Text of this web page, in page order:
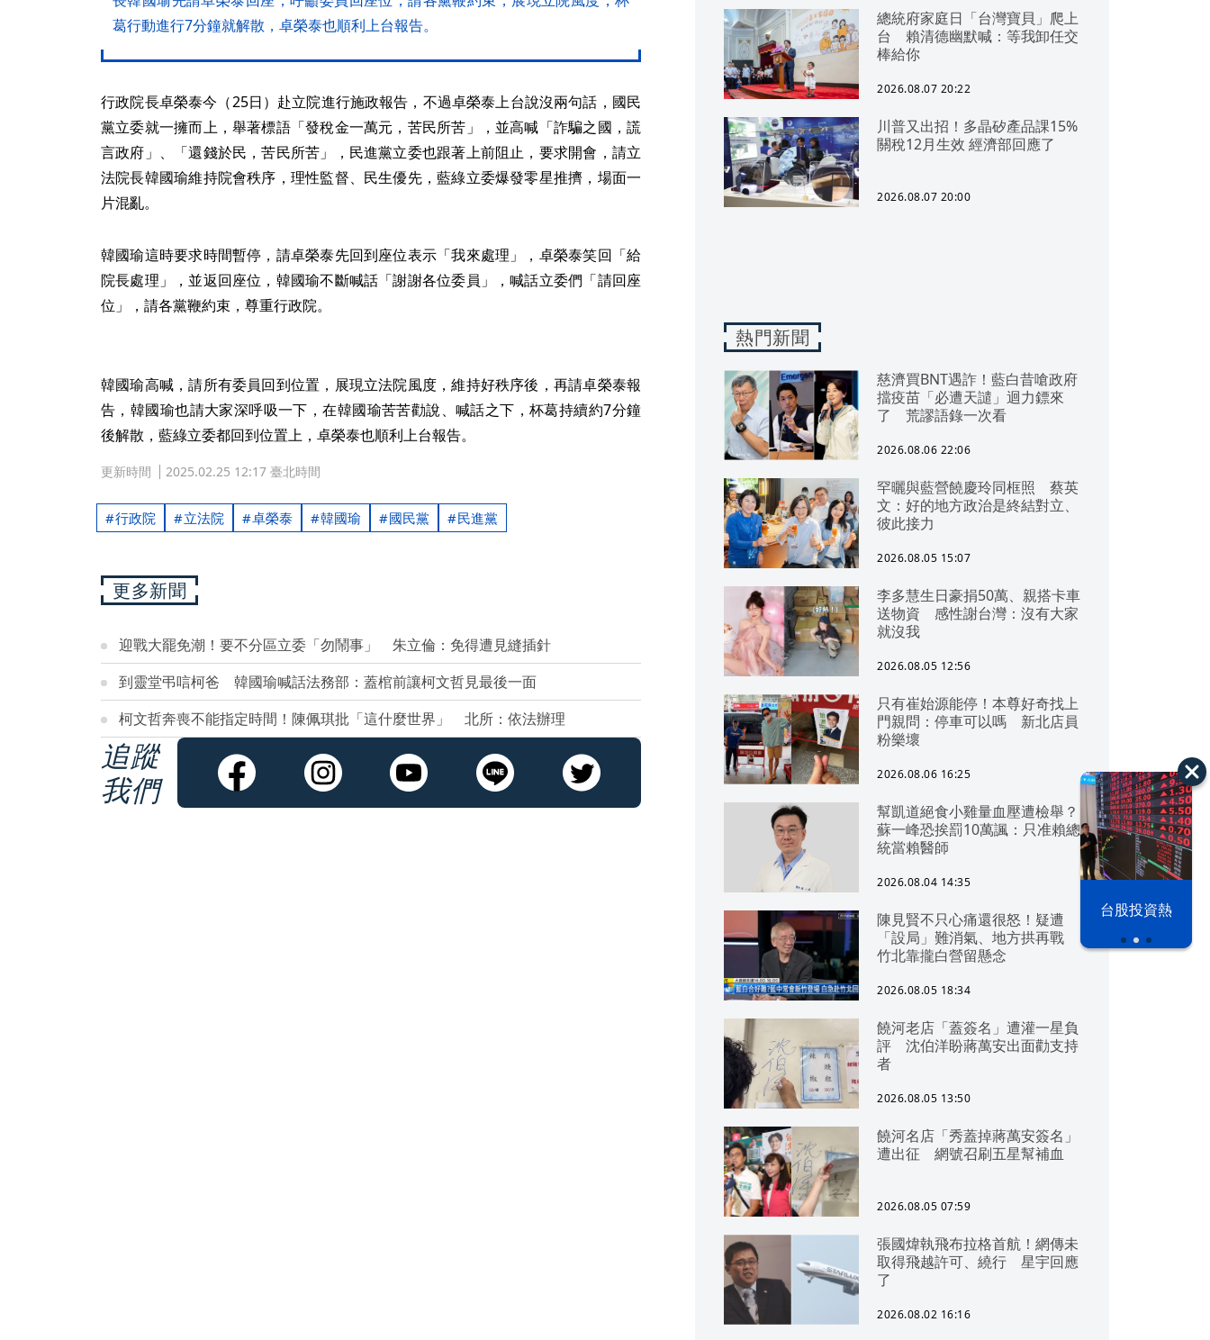
漢光42演習 台股投資熱
葛行動進行7分鐘就解散，卓榮泰也順利上台報告。
行政院長卓榮泰今（25日）赴立院進行施政報告，不過卓榮泰上台說沒兩句話，國民
黨立委就一擁而上，舉著標語「發稅金一萬元，苦民所苦」，並高喊「詐騙之國，謊
言政府」、「還錢於民，苦民所苦」，民進黨立委也跟著上前阻止，要求開會，請立
法院長韓國瑜維持院會秩序，理性監督、民生優先，藍綠立委爆發零星推擠，場面一
片混亂。
韓國瑜這時要求時間暫停，請卓榮泰先回到座位表示「我來處理」，卓榮泰笑回「給
院長處理」，並返回座位，韓國瑜不斷喊話「謝謝各位委員」，喊話立委們「請回座
位」，請各黨鞭約束，尊重行政院。
韓國瑜高喊，請所有委員回到位置，展現立法院風度，維持好秩序後，再請卓榮泰報
告，韓國瑜也請大家深呼吸一下，在韓國瑜苦苦勸說、喊話之下，杯葛持續約7分鐘
後解散，藍綠立委都回到位置上，卓榮泰也順利上台報告。
更新時間 2025.02.25 12:17 臺北時間
行政院 立法院 卓榮泰 韓國瑜 國民黨 民進黨
更多新聞
迎戰大罷免潮！要不分區立委「勿鬧事」 朱立倫：免得遭見縫插針
到靈堂弔唁柯爸 韓國瑜喊話法務部：蓋棺前讓柯文哲見最後一面
柯文哲奔喪不能指定時間！陳佩琪批「這什麼世界」 北所：依法辦理
追蹤
我們
總統府家庭日「台灣寶貝」爬上
台 賴清德幽默喊：等我卸任交
棒給你
2026.08.07 20:22
川普又出招！多晶矽產品課15%
關稅12月生效 經濟部回應了
2026.08.07 20:00
熱門新聞
慈濟買BNT遇詐！藍白昔嗆政府
擋疫苗「必遭天譴」迴力鏢來
了 荒謬語錄一次看
2026.08.06 22:06
罕曬與藍營饒慶玲同框照 蔡英
文：好的地方政治是終結對立、
彼此接力
2026.08.05 15:07
李多慧生日豪捐50萬、親搭卡車
送物資 感性謝台灣：沒有大家
就沒我
2026.08.05 12:56
只有崔始源能停！本尊好奇找上
門親問：停車可以嗎 新北店員
粉樂壞
2026.08.06 16:25
幫凱道絕食小雞量血壓遭檢舉？
蘇一峰恐挨罰10萬諷：只准賴總
統當賴醫師
2026.08.04 14:35
陳見賢不只心痛還很怒！疑遭
「設局」難消氣、地方拱再戰
竹北靠攏白營留懸念
2026.08.05 18:34
饒河老店「蓋簽名」遭灌一星負
評 沈伯洋盼蔣萬安出面勸支持
者
2026.08.05 13:50
饒河名店「秀蓋掉蔣萬安簽名」
遭出征 網號召刷五星幫補血
2026.08.05 07:59
張國煒執飛布拉格首航！網傳未
取得飛越許可、繞行 星宇回應
了
2026.08.02 16:16